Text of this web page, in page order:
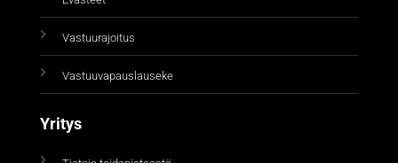
Vastuurajoitus
Vastuuvapauslauseke
Yritys